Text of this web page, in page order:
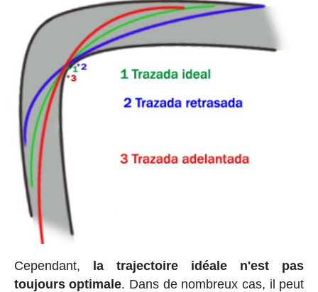
Cependant, la trajectoire idéale n'est pas
toujours optimale. Dans de nombreux cas, il peut